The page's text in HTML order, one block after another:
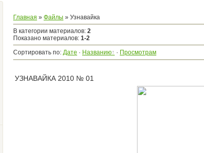
Главная » Файлы » Узнавайка
В категории материалов: 2
Показано материалов: 1-2
Сортировать по: Дате · Названию · Просмотрам
УЗНАВАЙКА 2010 № 01